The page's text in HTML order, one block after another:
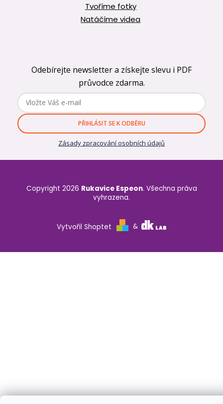
Tvoříme fotky
Natáčíme videa
Odebírejte newsletter a získejte slevu i PDF
průvodce zdarma.
PŘIHLÁSIT SE K ODBĚRU
Zásady zpracování osobních údajů
Vytvořil Shoptet &
Copyright 2026 Rukavice Espeon. Všechna práva
vyhrazena.